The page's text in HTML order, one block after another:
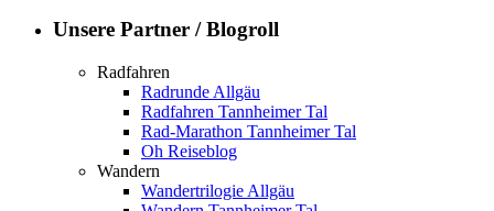
Unsere Partner / Blogroll
Radfahren
Radrunde Allgäu
Radfahren Tannheimer Tal
Rad-Marathon Tannheimer Tal
Oh Reiseblog
Wandern
Wandertrilogie Allgäu